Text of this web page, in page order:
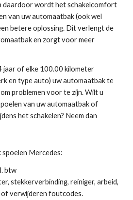
daardoor wordt het schakelcomfort
van uw automaatbak (ook wel
betere oplossing. Dit verlengt de
en zorgt voor meer
jaar of elke 100.00 kilometer
en type auto) uw automaatbak te
problemen voor te zijn. Wilt u
van uw automaatbak of
het schakelen? Neem dan
Mercedes:
btw
stekkerverbinding, reiniger, arbeid,
verwijderen foutcodes.